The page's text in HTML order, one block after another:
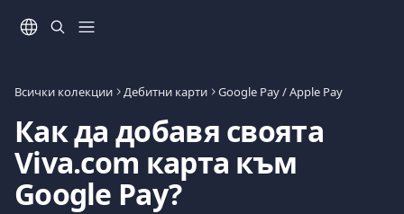
Всички колекции Дебитни карти Google Pay / Apple Pay
Как да добавя своята
Viva.com карта към
Google Pay?